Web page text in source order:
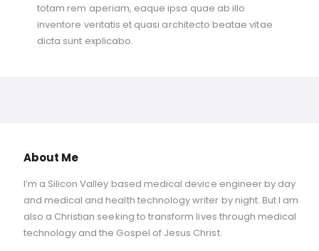
totam rem aperiam, eaque ipsa quae ab illo
inventore veritatis et quasi architecto beatae vitae
dicta sunt explicabo.
About Me
I’m a Silicon Valley based medical device engineer by day
and medical and health technology writer by night. But I am
also a Christian seeking to transform lives through medical
technology and the Gospel of Jesus Christ.